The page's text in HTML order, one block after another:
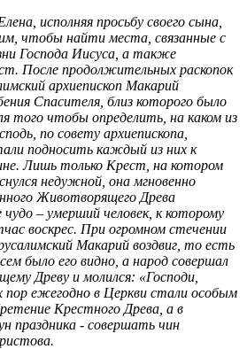
исполняя просьбу своего сына,
чтобы найти места, связанные с
Господа Иисуса, а также
После продолжительных раскопок
архиепископ Макарий
Спасителя, близ которого было
того чтобы определить, на каком из
по совету архиепископа,
подносить каждый из них к
Лишь только Крест, на котором
недужной, она мгновенно
Животворящего Древа
– умерший человек, к которому
воскрес. При огромном стечении
Макарий воздвиг, то есть
было его видно, а народ совершал
Древу и молился: «Господи,
ежегодно в Церкви стали особым
Крестного Древа, а в
праздника - совершать чин